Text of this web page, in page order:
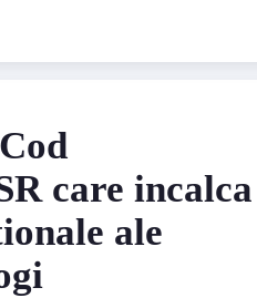
care incalca
ale